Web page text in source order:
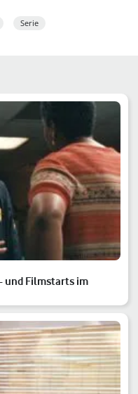
Serie
und Filmstarts im